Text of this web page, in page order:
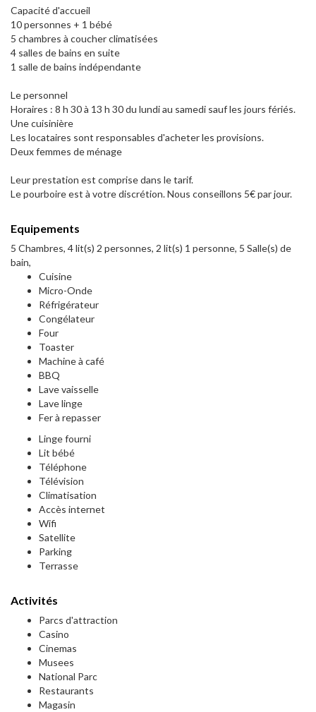
Capacité d'accueil
10 personnes + 1 bébé
5 chambres à coucher climatisées
4 salles de bains en suite
1 salle de bains indépendante
Le personnel
Horaires : 8 h 30 à 13 h 30 du lundi au samedi sauf les jours fériés.
Une cuisinière
Les locataires sont responsables d'acheter les provisions.
Deux femmes de ménage
Leur prestation est comprise dans le tarif.
Le pourboire est à votre discrétion. Nous conseillons 5€ par jour.
Equipements
5 Chambres, 4 lit(s) 2 personnes, 2 lit(s) 1 personne, 5 Salle(s) de
bain,
Cuisine
Micro-Onde
Réfrigérateur
Congélateur
Four
Toaster
Machine à café
BBQ
Lave vaisselle
Lave linge
Fer à repasser
Linge fourni
Lit bébé
Téléphone
Télévision
Climatisation
Accès internet
Wifi
Satellite
Parking
Terrasse
Activités
Parcs d'attraction
Casino
Cinemas
Musees
National Parc
Restaurants
Magasin